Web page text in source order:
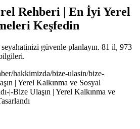
Rehberi | En İyi Yerel
Keşfedin
güvenle planlayın. 81 il, 973
hakkimizda/bize-ulasin/bize-
| Yerel Kalkınma ve Sosyal
|-Bize Ulaşın | Yerel Kalkınma ve